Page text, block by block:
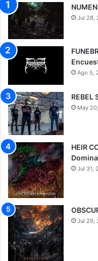
Jul 28,
Ago 5,
REBEL
May
8
HEIR
Jul 31,
7.5
Jul 29,